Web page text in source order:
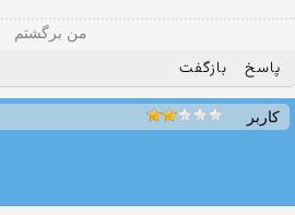
من برگشتم
پاسخ بازگفت
کاربر